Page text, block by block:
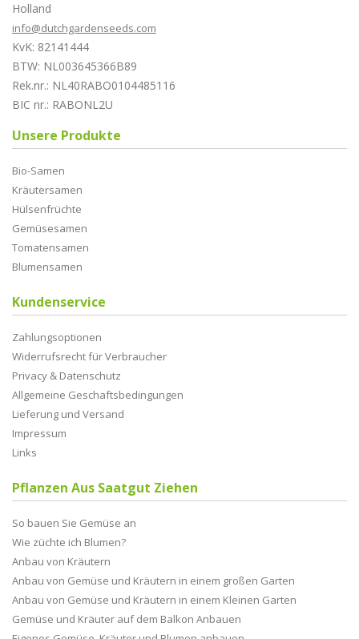
Holland
info@dutchgardenseeds.com
KvK: 82141444
BTW: NL003645366B89
Rek.nr.: NL40RABO0104485116
BIC nr.: RABONL2U
Unsere Produkte
Bio-Samen
Kräutersamen
Hülsenfrüchte
Gemüsesamen
Tomatensamen
Blumensamen
Kundenservice
Zahlungsoptionen
Widerrufsrecht für Verbraucher
Privacy & Datenschutz
Allgemeine Geschaftsbedingungen
Lieferung und Versand
Impressum
Links
Pflanzen Aus Saatgut Ziehen
So bauen Sie Gemüse an
Wie züchte ich Blumen?
Anbau von Kräutern
Anbau von Gemüse und Kräutern in einem großen Garten
Anbau von Gemüse und Kräutern in einem Kleinen Garten
Gemüse und Kräuter auf dem Balkon Anbauen